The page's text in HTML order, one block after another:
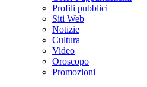
Profili pubblici
Siti Web
Notizie
Cultura
Video
Oroscopo
Promozioni